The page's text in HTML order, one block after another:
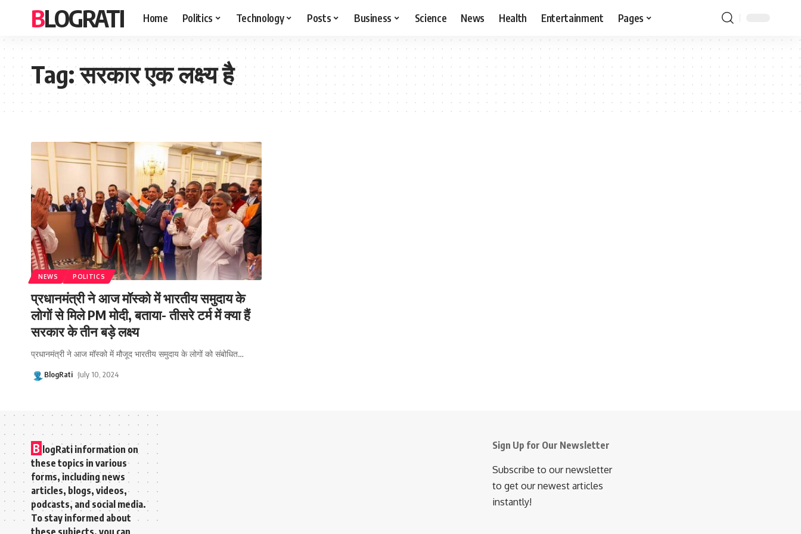
BLOGRATI Home Politics Technology Posts Business Science News Health Entertainment Pages
Tag:सरकार एक लक्ष्य है
NEWS POLITICS
प्रधानमंत्री ने आज मॉस्को में भारतीय समुदाय के
लोगों से मिले PM मोदी, बताया- तीसरे टर्म में क्या हैं
सरकार के तीन बड़े लक्ष्य
प्रधानमंत्री ने आज मॉस्को में मौजूद भारतीय समुदाय के लोगों को संबोधित…
BlogRati July 10, 2024
B logRati information on
these topics in various
forms, including news
articles, blogs, videos,
podcasts, and social media.
To stay informed about
these subjects, you can
Sign Up for Our Newsletter
Subscribe to our newsletter
to get our newest articles
instantly!